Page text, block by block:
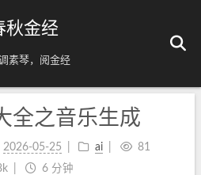
秋金经
素琴，阅金经
全之音乐生成
2026-05-25 ai
81
6 分钟